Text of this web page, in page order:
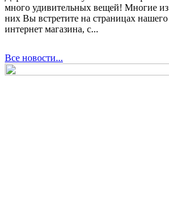
много удивительных вещей! Многие из
них Вы встретите на страницах нашего
интернет магазина, с...
Все новости...